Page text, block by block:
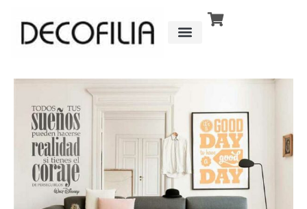
contenido